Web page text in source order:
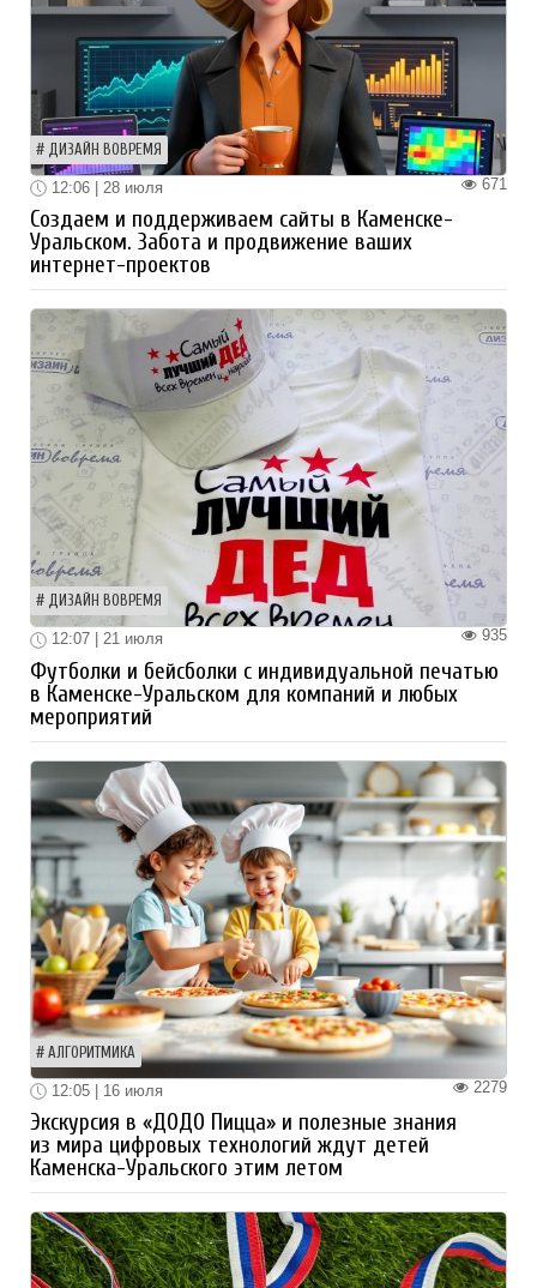
ДИЗАЙН ВОВРЕМЯ
671
12:06 | 28 июля
Создаем и поддерживаем сайты в Каменске-
Уральском. Забота и продвижение ваших
интернет-проектов
ДИЗАЙН ВОВРЕМЯ
935
12:07 | 21 июля
Футболки и бейсболки с индивидуальной печатью
в Каменске-Уральском для компаний и любых
мероприятий
АЛГОРИТМИКА
2279
12:05 | 16 июля
Экскурсия в «ДОДО Пицца» и полезные знания
из мира цифровых технологий ждут детей
Каменска-Уральского этим летом